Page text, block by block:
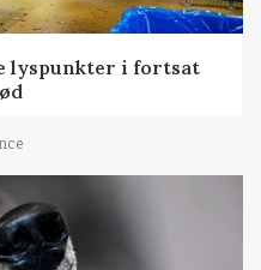
lyspunkter i fortsat